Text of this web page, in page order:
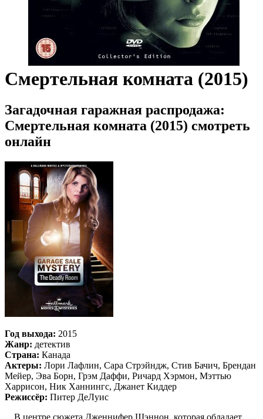
Смертельная комната (2015)
Загадочная гаражная распродажа:
Смертельная комната (2015) смотреть
онлайн
Год выхода: 2015
Жанр: детектив
Страна: Канада
Актеры: Лори Лафлин, Сара Стрэйндж, Стив Бачич, Брендан
Мейер, Эва Борн, Грэм Даффи, Ричард Хэрмон, Мэттью
Харрисон, Ник Ханнингс, Джанет Киддер
Режиссёр: Питер ДеЛуис